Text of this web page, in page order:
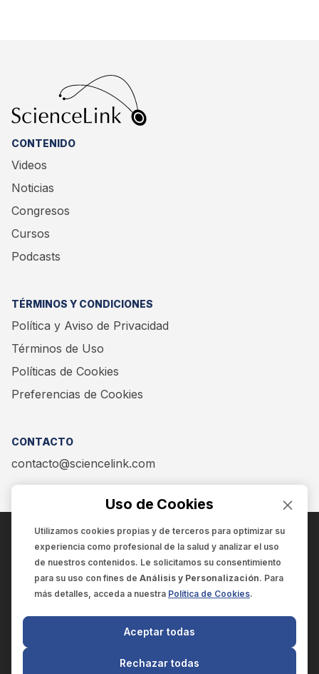
CONTENIDO
Videos
Noticias
Congresos
Cursos
Podcasts
TÉRMINOS Y CONDICIONES
Política y Aviso de Privacidad
Términos de Uso
Políticas de Cookies
Preferencias de Cookies
CONTACTO
contacto@sciencelink.com
ENCUÉNTRANOS EN:
SCIENCELINK
SCILINK COMUNICACIÓN CIENTÍFICA SC
Uso de Cookies
Utilizamos cookies propias y de terceros para optimizar su
experiencia como profesional de la salud y analizar el uso
de nuestros contenidos. Le solicitamos su consentimiento
para su uso con fines de Análisis y Personalización. Para
más detalles, acceda a nuestra Política de Cookies.
Rechazar todas
Aceptar todas